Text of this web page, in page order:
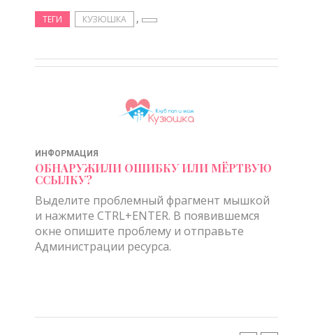
ТЕГИ КУЗЮШКА ,
ИНФОРМАЦИЯ
ОБНАРУЖИЛИ ОШИБКУ ИЛИ МЁРТВУЮ
ССЫЛКУ?
Выделите проблемный фрагмент мышкой
и нажмите CTRL+ENTER. В появившемся
окне опишите проблему и отправьте
Администрации ресурса.